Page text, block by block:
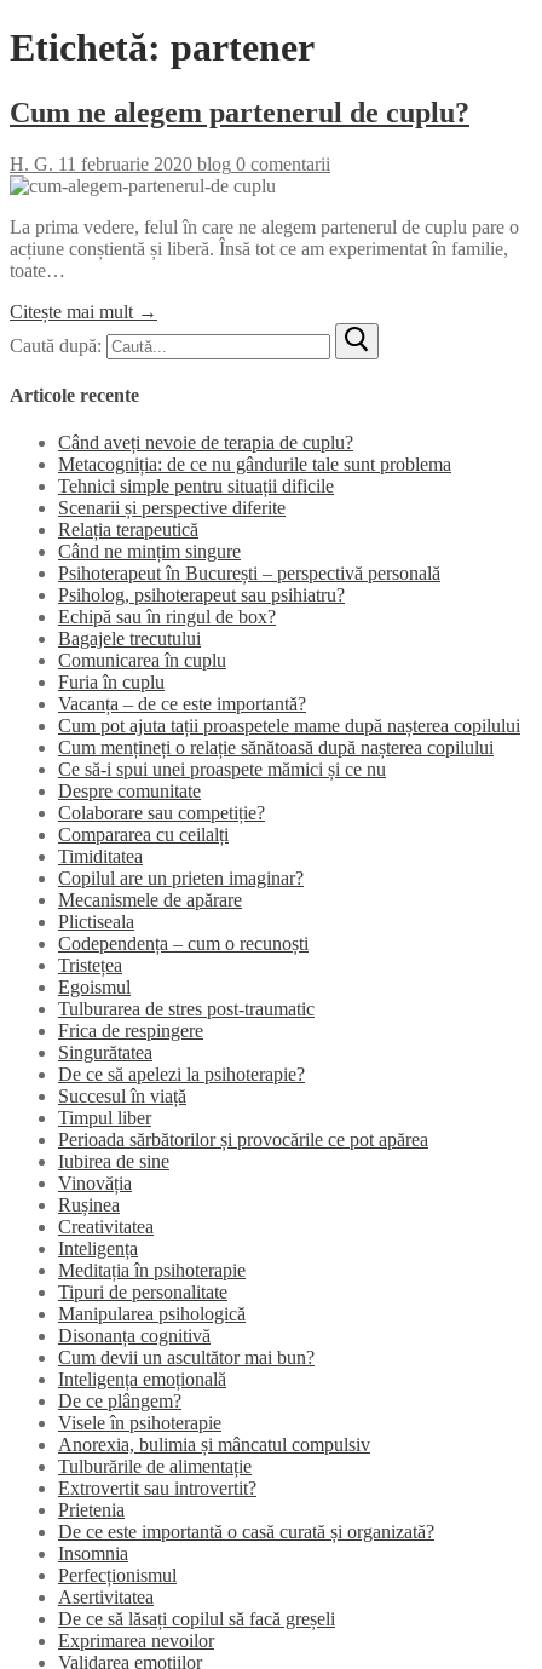
Etichetă: partener
Cum ne alegem partenerul de cuplu?
H. G. 11 februarie 2020 blog 0 comentarii
La prima vedere, felul în care ne alegem partenerul de cuplu pare o
acțiune conștientă și liberă. Însă tot ce am experimentat în familie,
toate…
Citește mai mult →
Caută după:
Articole recente
Când aveți nevoie de terapia de cuplu?
Metacogniția: de ce nu gândurile tale sunt problema
Tehnici simple pentru situații dificile
Scenarii și perspective diferite
Relația terapeutică
Când ne mințim singure
Psihoterapeut în București – perspectivă personală
Psiholog, psihoterapeut sau psihiatru?
Echipă sau în ringul de box?
Bagajele trecutului
Comunicarea în cuplu
Furia în cuplu
Vacanța – de ce este importantă?
Cum pot ajuta tații proaspetele mame după nașterea copilului
Cum mențineți o relație sănătoasă după nașterea copilului
Ce să-i spui unei proaspete mămici și ce nu
Despre comunitate
Colaborare sau competiție?
Compararea cu ceilalți
Timiditatea
Copilul are un prieten imaginar?
Mecanismele de apărare
Plictiseala
Codependența – cum o recunoști
Tristețea
Egoismul
Tulburarea de stres post-traumatic
Frica de respingere
Singurătatea
De ce să apelezi la psihoterapie?
Succesul în viață
Timpul liber
Perioada sărbătorilor și provocările ce pot apărea
Iubirea de sine
Vinovăția
Rușinea
Creativitatea
Inteligența
Meditația în psihoterapie
Tipuri de personalitate
Manipularea psihologică
Disonanța cognitivă
Cum devii un ascultător mai bun?
Inteligența emoțională
De ce plângem?
Visele în psihoterapie
Anorexia, bulimia și mâncatul compulsiv
Tulburările de alimentație
Extrovertit sau introvertit?
Prietenia
De ce este importantă o casă curată și organizată?
Insomnia
Perfecționismul
Asertivitatea
De ce să lăsați copilul să facă greșeli
Exprimarea nevoilor
Validarea emoțiilor